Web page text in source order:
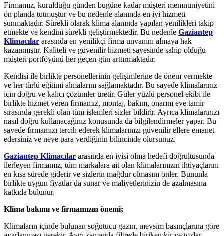
Firmamız, kurulduğu günden bugüne kadar müşteri memnuniyetini
ön planda tutmuştur ve bu nedenle alanında en iyi hizmeti
sunmaktadır. Sürekli olarak klima alanında yapılan yenilikleri takip
etmekte ve kendini sürekli geliştirmektedir. Bu nedenle Gaziantep
Klimacılar arasında en yenilikçi firma unvanını almaya hak
kazanmıştır. Kaliteli ve güvenilir hizmeti sayesinde sahip olduğu
müşteri portföyünü her geçen gün arttırmaktadır.
Kendisi ile birlikte personellerinin gelişimlerine de önem vermekte
ve her türlü eğitimi almalarını sağlamaktadır. Bu sayede klimalarınız
için doğru ve kalıcı çözümler üretir. Güler yüzlü personel ekibi ile
birlikte hizmet veren firmamız, montaj, bakım, onarım eve tamir
sırasında gerekli olan tüm işlemleri sizler bildirir. Ayrıca klimalarınızı
nasıl doğru kullanacağınız konusunda da bilgilendirmeler yapar. Bu
sayede firmamızı tercih ederek klimalarınızı güvenilir ellere emanet
edersiniz ve neye para verdiğinin bilincinde olursunuz.
Gaziantep Klimacılar arasında en iyisi olma hedefi doğrultusunda
ilerleyen firmamız, tüm markalara ait olan klimalarınızın ihtiyaçlarını
en kısa sürede giderir ve sizlerin mağdur olmasını önler. Bununla
birlikte uygun fiyatlar da sunar ve maliyetlerinizin de azalmasına
katkıda bulunur.
Klima bakımı ve firmamızın önemi;
Klimaların içinde bulunan soğutucu gazın, mevsim basınçlarına göre